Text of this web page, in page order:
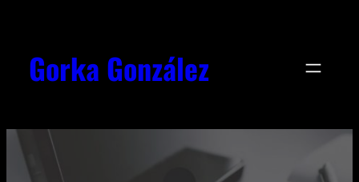
Gorka González